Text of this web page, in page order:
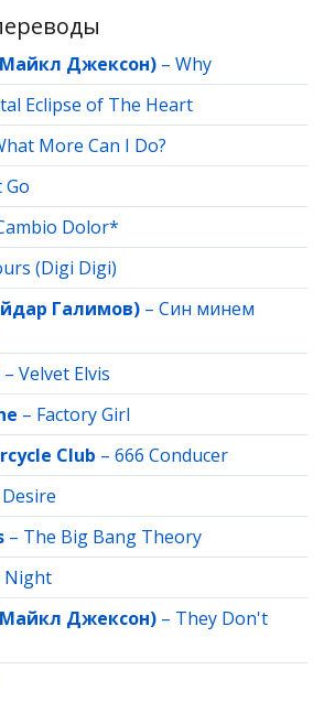
Джексон) – Why
Eclipse of The Heart
More Can I Do?
Go
Dolor*
(Digi Digi)
Галимов) – Син минем
– Velvet Elvis
– Factory Girl
Club – 666 Conducer
– The Big Bang Theory
Night
Джексон) – They Don't